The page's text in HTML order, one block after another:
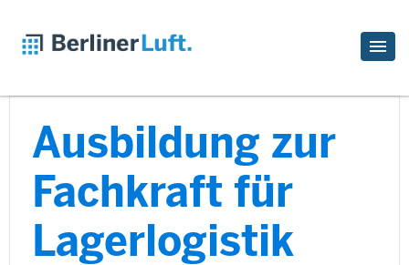
Ausbildung zur
Fachkraft für
Lagerlogistik